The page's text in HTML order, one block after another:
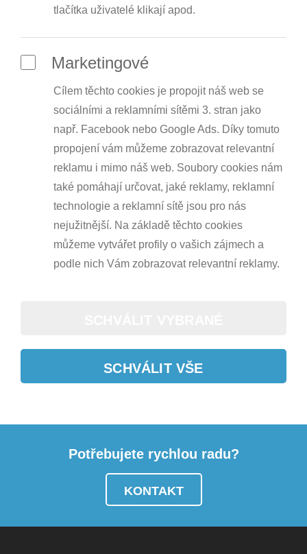
tlačítka uživatelé klikají apod.
Marketingové
Cílem těchto cookies je propojit náš web se
sociálními a reklamními sítěmi 3. stran jako
např. Facebook nebo Google Ads. Díky tomuto
propojení vám můžeme zobrazovat relevantní
reklamu i mimo náš web. Soubory cookies nám
také pomáhají určovat, jaké reklamy, reklamní
technologie a reklamní sítě jsou pro nás
nejužitnější. Na základě těchto cookies
můžeme vytvářet profily o vašich zájmech a
podle nich Vám zobrazovat relevantní reklamy.
SCHVÁLIT VŠE
Potřebujete rychlou radu?
KONTAKT